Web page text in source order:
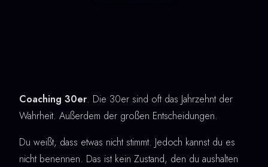
Coaching 30er. Die 30er sind oft das Jahrzehnt der
Wahrheit. Außerdem der großen Entscheidungen.
Du weißt, dass etwas nicht stimmt. Jedoch kannst du es
nicht benennen. Das ist kein Zustand, den du aushalten